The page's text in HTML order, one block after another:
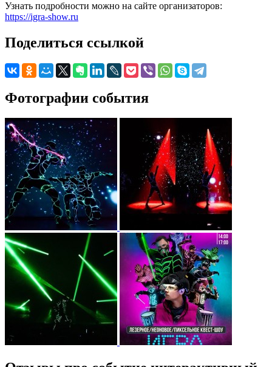
Узнать подробности можно на сайте организаторов:
https://igra-show.ru
Поделиться ссылкой
Фотографии события